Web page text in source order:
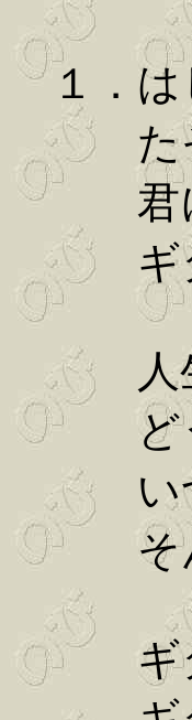
１．は
たそ
君に
ギタ
人生
どう
いつ
そん
ギター